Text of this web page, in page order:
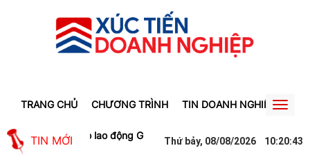
TRANG CHỦ CHƯƠNG TRÌNH TIN DOANH NGHIỆP Toggle
TIN MỚI
việc làm cho lao động Gia Lai Người phụ nữ ở Hưng Yên suýt
Thứ bảy, 08/08/2026 10:20:43